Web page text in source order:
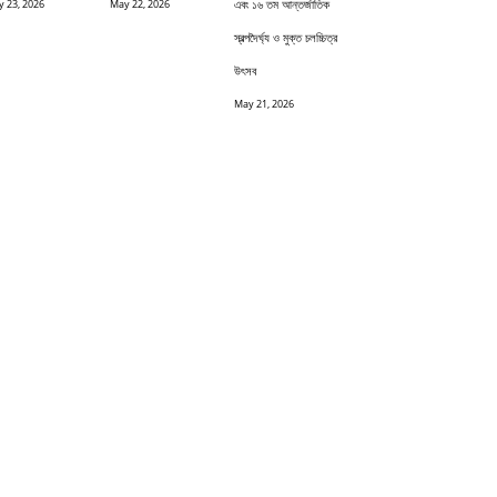
23, 2026 May 22, 2026
এবং ১৬ তম আন্তর্জাতিক
স্বল্পদৈর্ঘ্য ও মুক্ত চলচ্চিত্র
উৎসব
May 21, 2026